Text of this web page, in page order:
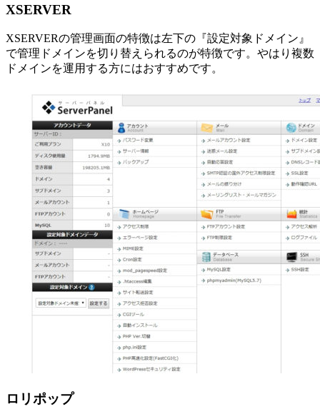
XSERVER
XSERVERの管理画面の特徴は左下の『設定対象ドメイン』
で管理ドメインを切り替えられるのが特徴です。やはり複数
ドメインを運用する方にはおすすめです。
ロリポップ